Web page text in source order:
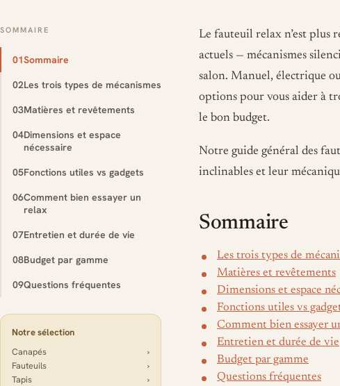
SOMMAIRE
01Sommaire
02Les trois types de mécanismes
03Matières et revêtements
04Dimensions et espace
nécessaire
05Fonctions utiles vs gadgets
06Comment bien essayer un
relax
07Entretien et durée de vie
08Budget par gamme
09Questions fréquentes
Notre sélection
Canapés
›
Fauteuils
›
Tapis
›
Le fauteuil relax n’est plus
actuels — mécanismes
salon. Manuel, électrique
options pour vous aider à
le bon budget.
Notre guide général des
inclinables et leur
Sommaire
Les trois types de
Matières et revêtements
Dimensions et espace
Fonctions utiles vs
Comment bien essayer
Entretien et durée de vie
Budget par gamme
Questions fréquentes